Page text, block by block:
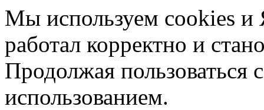
Мы используем cookies и
работал корректно и
Продолжая пользоваться
использованием.